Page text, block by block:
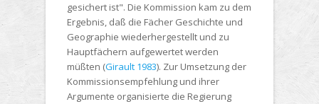
gesichert ist". Die Kommission kam zu dem
Ergebnis, daß die Fächer Geschichte und
Geographie wiederhergestellt und zu
Hauptfächern aufgewertet werden
müßten (Girault 1983). Zur Umsetzung der
Kommissionsempfehlung und ihrer
Argumente organisierte die Regierung